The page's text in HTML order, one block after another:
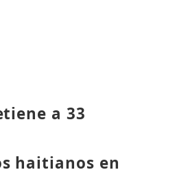
a 33
haitianos en